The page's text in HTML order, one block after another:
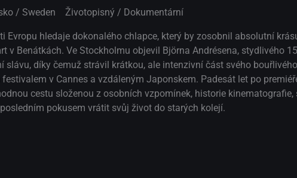
/ Sweden Životopisný / Dokumentární
hledaje dokonalého chlapce, který by zosobnil absolutní
v Benátkách. Ve Stockholmu objevil Björna Andrésena, stydlivého
slávu, díky čemuž strávil krátkou, ale intenzivní část svého
v Cannes a vzdáleným Japonskem. Padesát let po
cestu složenou z osobních vzpomínek, historie kinematografie,
pokusem vrátit svůj život do starých kolejí.